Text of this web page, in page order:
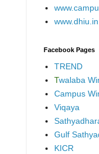
www.dhiu.in
Facebook Pages
TREND
Twalaba
Campus
Viqaya
Gulf
KICR